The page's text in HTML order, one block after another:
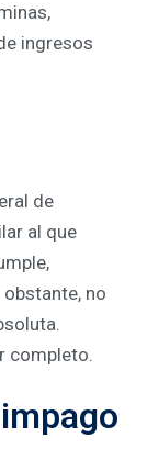
ingresos
de
al que
no
completo.